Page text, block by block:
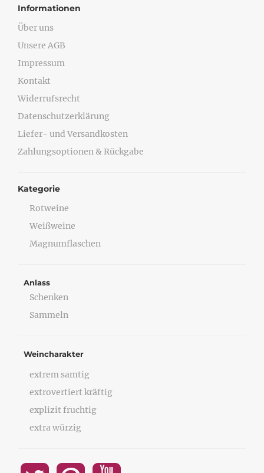
Informationen
Über uns
Unsere AGB
Impressum
Kontakt
Widerrufsrecht
Datenschutzerklärung
Liefer- und Versandkosten
Zahlungsoptionen & Rückgabe
Kategorie
Rotweine
Weißweine
Magnumflaschen
Anlass
Schenken
Sammeln
Weincharakter
extrem samtig
extrovertiert kräftig
explizit fruchtig
extra würzig